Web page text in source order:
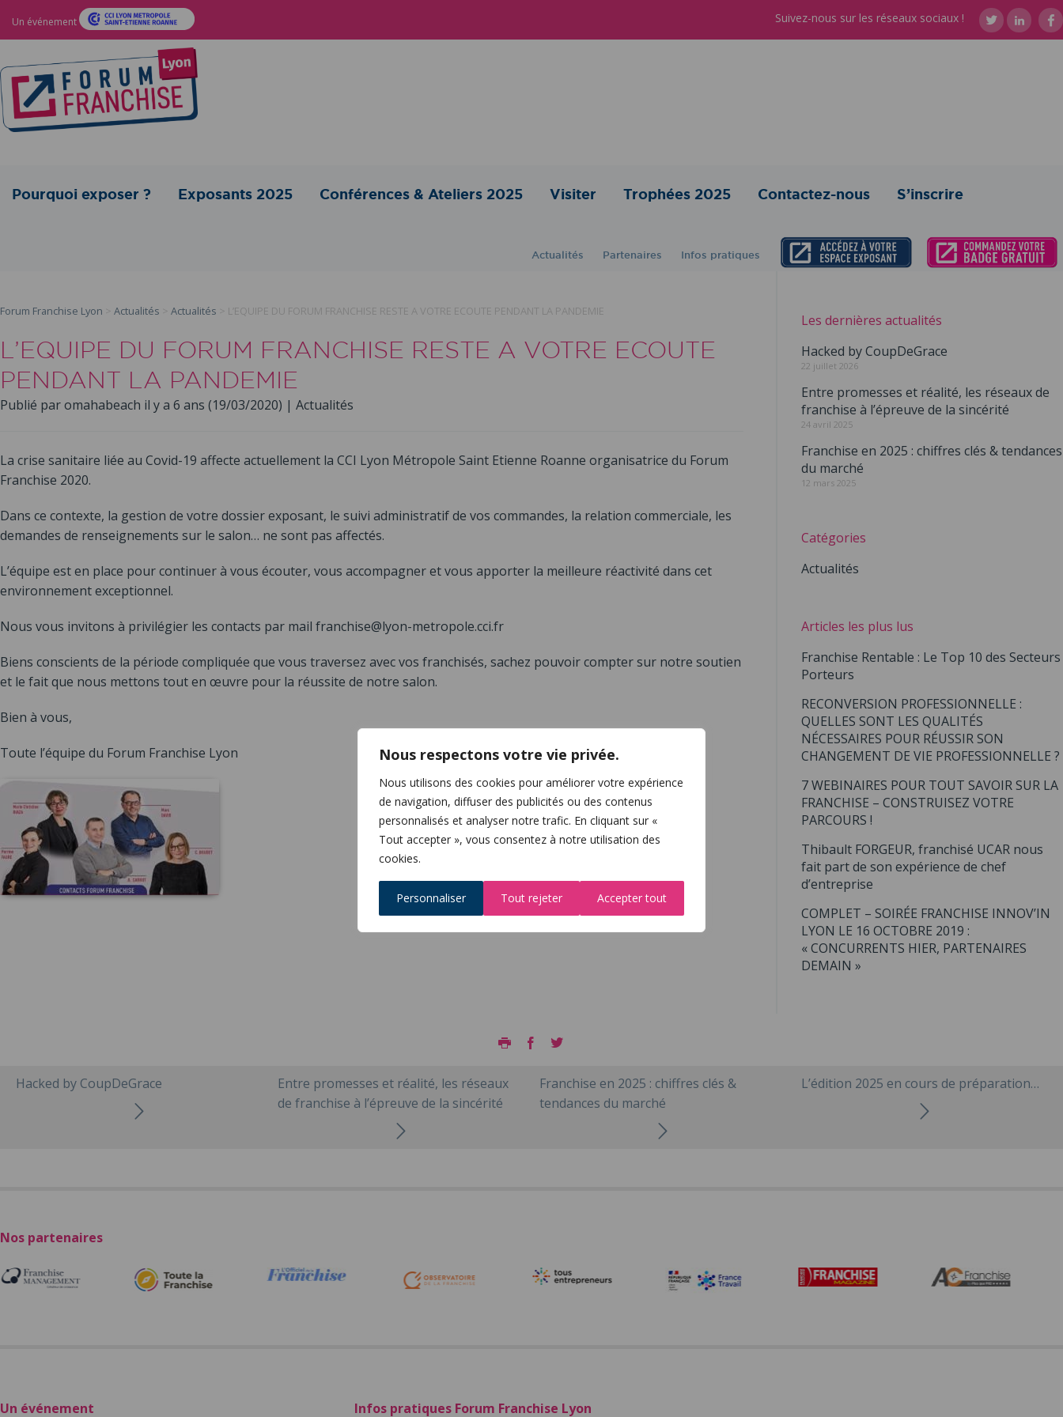
Nous respectons votre vie privée.
Nous utilisons des cookies pour améliorer votre expérience
de navigation, diffuser des publicités ou des contenus
personnalisés et analyser notre trafic. En cliquant sur «
Tout accepter », vous consentez à notre utilisation des
cookies.
Personnaliser Tout rejeter Accepter tout
Un événement Suivez-nous sur les réseaux sociaux !
Pourquoi exposer ? Exposants 2025 Conférences & Ateliers 2025 Visiter Trophées 2025 Contactez-nous S’inscrire
Actualités Partenaires Infos pratiques
Forum Franchise Lyon > Actualités > Actualités > L’EQUIPE DU FORUM FRANCHISE RESTE A VOTRE ECOUTE PENDANT LA PANDEMIE
L’EQUIPE DU FORUM FRANCHISE RESTE A VOTRE ECOUTE
PENDANT LA PANDEMIE
Publié par omahabeach il y a 6 ans (19/03/2020) | Actualités
La crise sanitaire liée au Covid-19 affecte actuellement la CCI Lyon Métropole Saint Etienne Roanne organisatrice du Forum
Franchise 2020.
Dans ce contexte, la gestion de votre dossier exposant, le suivi administratif de vos commandes, la relation commerciale, les
demandes de renseignements sur le salon… ne sont pas affectés.
L’équipe est en place pour continuer à vous écouter, vous accompagner et vous apporter la meilleure réactivité dans cet
environnement exceptionnel.
Nous vous invitons à privilégier les contacts par mail franchise@lyon-metropole.cci.fr
Biens conscients de la période compliquée que vous traversez avec vos franchisés, sachez pouvoir compter sur notre soutien
et le fait que nous mettons tout en œuvre pour la réussite de notre salon.
Bien à vous,
Toute l’équipe du Forum Franchise Lyon
Les dernières actualités
Hacked by CoupDeGrace
22 juillet 2026
Entre promesses et réalité, les réseaux de
franchise à l’épreuve de la sincérité
24 avril 2025
Franchise en 2025 : chiffres clés & tendances
du marché
12 mars 2025
Catégories
Actualités
Articles les plus lus
Franchise Rentable : Le Top 10 des Secteurs
Porteurs
RECONVERSION PROFESSIONNELLE :
QUELLES SONT LES QUALITÉS
NÉCESSAIRES POUR RÉUSSIR SON
CHANGEMENT DE VIE PROFESSIONNELLE ?
7 WEBINAIRES POUR TOUT SAVOIR SUR LA
FRANCHISE – CONSTRUISEZ VOTRE
PARCOURS !
Thibault FORGEUR, franchisé UCAR nous
fait part de son expérience de chef
d’entreprise
COMPLET – SOIRÉE FRANCHISE INNOV’IN
LYON LE 16 OCTOBRE 2019 :
« CONCURRENTS HIER, PARTENAIRES
DEMAIN »
ImprimerFacebook
Hacked by CoupDeGrace
Entre promesses et réalité, les réseaux
de franchise à l’épreuve de la sincérité
Franchise en 2025 : chiffres clés &
tendances du marché
L’édition 2025 en cours de préparation…
Nos partenaires
Un événement Infos pratiques Forum Franchise Lyon